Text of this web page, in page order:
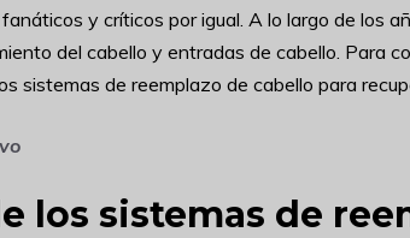
y críticos por igual. A lo largo de los
del cabello y entradas de cabello. Para
sistemas de reemplazo de cabello para
los sistemas de